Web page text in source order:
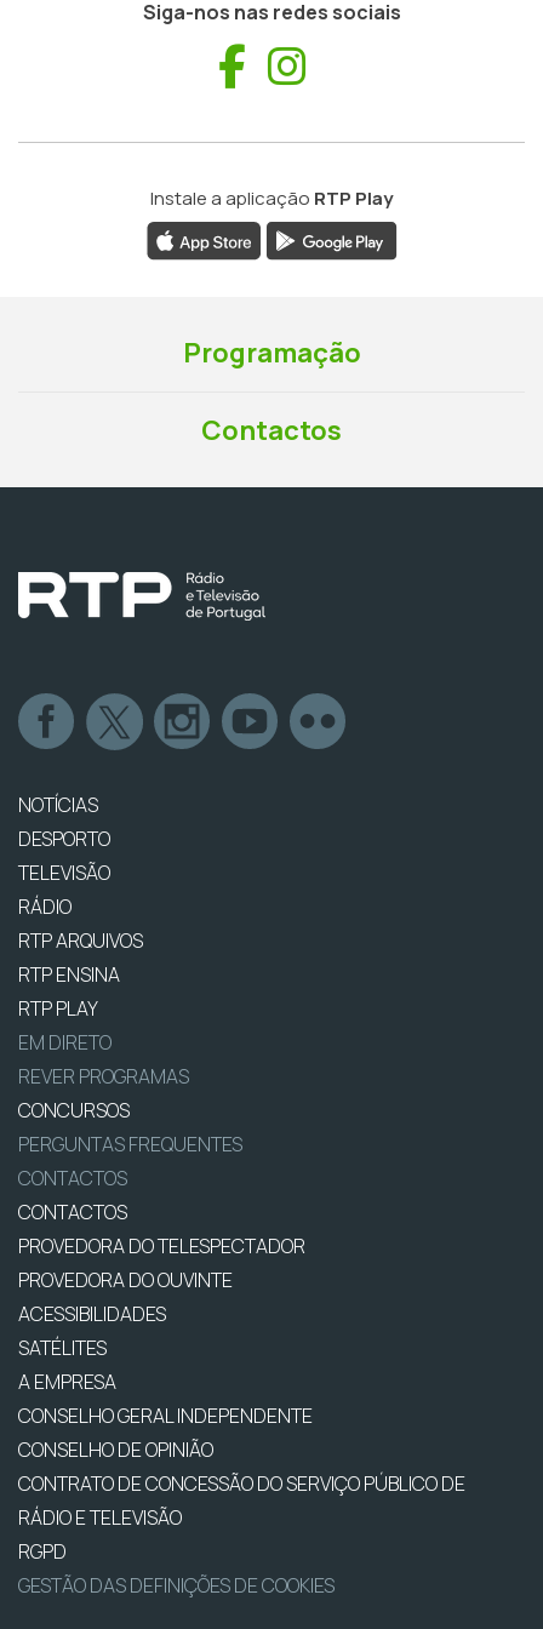
Siga-nos nas redes sociais
Facebook
Instale a aplicação RTP Play
Programação
Contactos
NOTÍCIAS
DESPORTO
TELEVISÃO
RÁDIO
RTP ARQUIVOS
RTP ENSINA
RTP PLAY
EM DIRETO
REVER PROGRAMAS
CONCURSOS
PERGUNTAS FREQUENTES
CONTACTOS
CONTACTOS
PROVEDORA DO TELESPECTADOR
PROVEDORA DO OUVINTE
ACESSIBILIDADES
SATÉLITES
A EMPRESA
CONSELHO GERAL INDEPENDENTE
CONSELHO DE OPINIÃO
CONTRATO DE CONCESSÃO DO SERVIÇO PÚBLICO DE
RÁDIO E TELEVISÃO
RGPD
GESTÃO DAS DEFINIÇÕES DE COOKIES